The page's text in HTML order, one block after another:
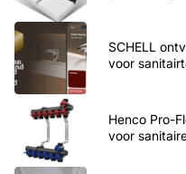
SCHELL
voor
Henco Pro-
voor